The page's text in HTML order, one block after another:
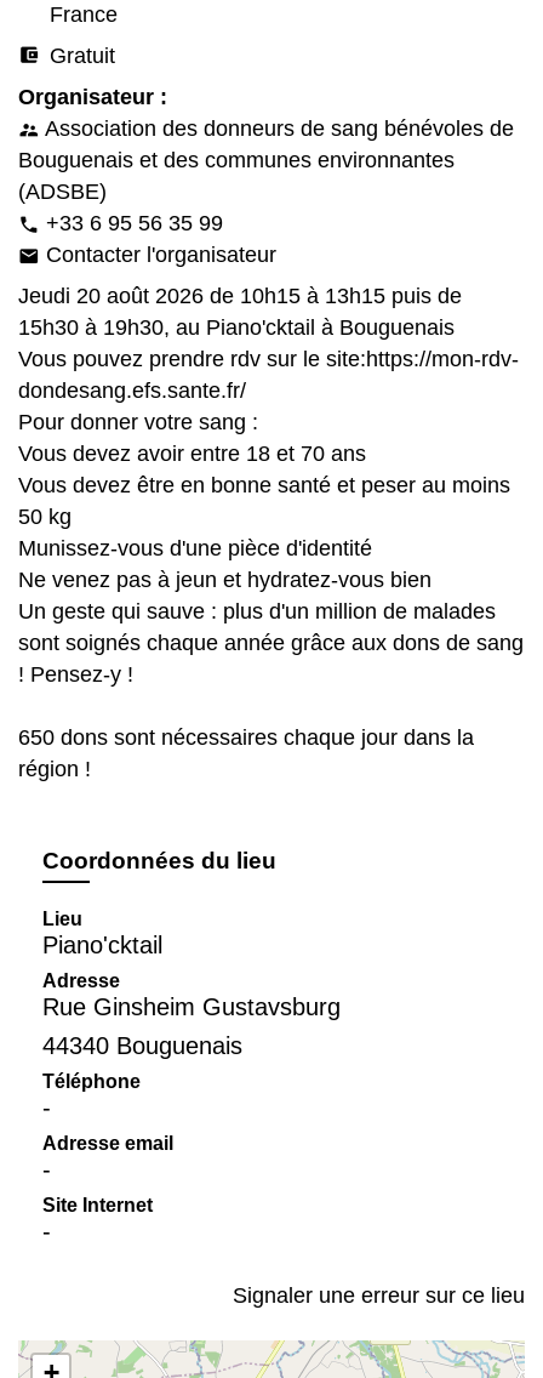
France
account_balance_wallet Gratuit
Organisateur :
supervisor_account Association des donneurs de sang bénévoles de
Bouguenais et des communes environnantes
(ADSBE)
phone +33 6 95 56 35 99
email Contacter l'organisateur
Jeudi 20 août 2026 de 10h15 à 13h15 puis de
15h30 à 19h30, au Piano'cktail à Bouguenais
Vous pouvez prendre rdv sur le site:https://mon-rdv-
dondesang.efs.sante.fr/
Pour donner votre sang :
Vous devez avoir entre 18 et 70 ans
Vous devez être en bonne santé et peser au moins
50 kg
Munissez-vous d'une pièce d'identité
Ne venez pas à jeun et hydratez-vous bien
Un geste qui sauve : plus d'un million de malades
sont soignés chaque année grâce aux dons de sang
! Pensez-y !
650 dons sont nécessaires chaque jour dans la
région !
Coordonnées du lieu
Lieu
Piano'cktail
Adresse
Rue Ginsheim Gustavsburg
44340 Bouguenais
Téléphone
-
Adresse email
-
Site Internet
-
Signaler une erreur sur ce lieu